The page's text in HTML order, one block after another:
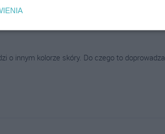
o innym kolorze skóry. Do czego to doprowadza